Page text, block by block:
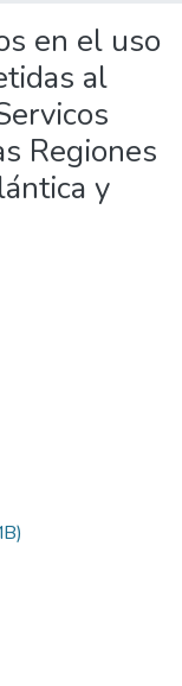
en el uso
al
Regiones
y